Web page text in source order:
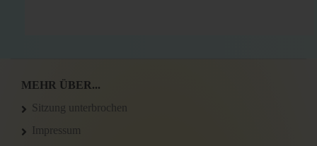
MEHR ÜBER...
Sitzung unterbrochen
Impressum